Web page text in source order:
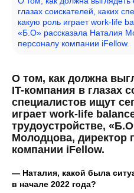
глазах соискателей, каких
какую роль играет work-life
«Б.О» рассказала Наталия
персоналу компании iFellow.
О том, как должна
IT-компания в глазах
специалистов ищут
играет work-life
трудоустройстве,
Молодцова, директор
компании iFellow.
— Наталия, какой была
в начале 2022 года?